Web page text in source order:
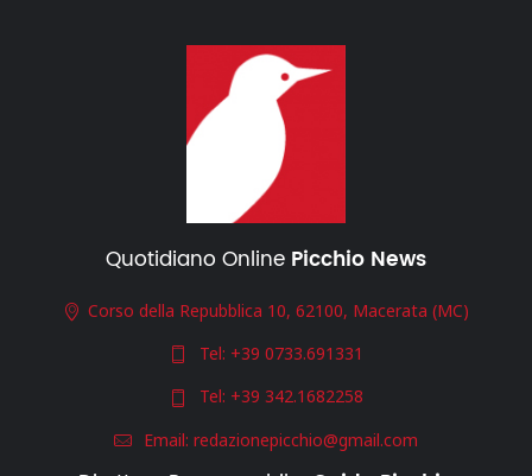
Quotidiano Online Picchio News
Corso della Repubblica 10, 62100, Macerata (MC)
Tel: +39 0733.691331
Tel: +39 342.1682258
Email: redazionepicchio@gmail.com